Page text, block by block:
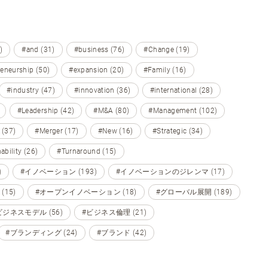
#and (31) #business (76) #Change (19)
(50) #expansion (20) #Family (16)
#industry (47) #innovation (36) #international (28)
#Leadership (42) #M&A (80) #Management (102)
(37) #Merger (17) #New (16) #Strategic (34)
(26) #Turnaround (15)
#イノベーション (193) #イノベーションのジレンマ (17)
(15) #オープンイノベーション (18) #グローバル展開 (189)
ジネスモデル (56) #ビジネス倫理 (21)
#ブランディング (24) #ブランド (42)